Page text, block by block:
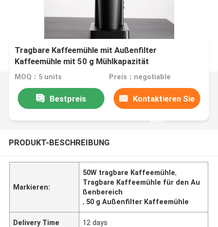
Tragbare Kaffeemühle mit Außenfilter
Kaffeemühle mit 50 g Mühlkapazität
MOQ：5 units Preis：negotiable
Bestpreis Kontaktieren Sie
uns
PRODUKT-BESCHREIBUNG
Markieren:
50W tragbare Kaffeemühle,
Tragbare Kaffeemühle für den Au
ßenbereich
, 50 g Außenfilter Kaffeemühle
Delivery Time 12 days